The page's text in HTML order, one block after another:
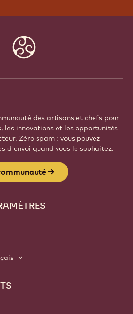
des artisans et chefs pour
les innovations et les opportunités
Zéro spam : vous pouvez
d'envoi quand vous le souhaitez.